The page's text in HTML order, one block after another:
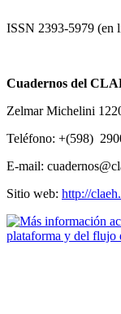
ISSN 2393-5979 (en
Cuadernos del
Zelmar Michelini
Teléfono: +(598)
E-mail:
Sitio web: http://